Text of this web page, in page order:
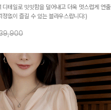
디테일로 밋밋함을 덜어내고 더욱 멋스럽게 연출
정없이 즐길 수 있는 블라우스랍니다:)